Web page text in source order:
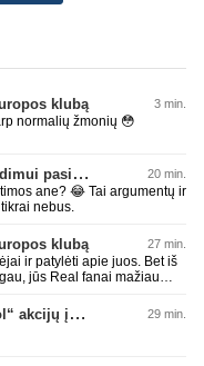
klubą 3 min.
normalių žmonių 😳
Paaiškėjo, kas turėjo įtakos Rodri sprendimui pasirinkti Barselonos pusę 20 min.
ane? 😂 Tai argumentų ir
nebus.
klubą 27 min.
ir patylėti apie juos. Bet iš
jūs Real fanai mažiau
jus pačius.
„Amazon“ įkūrėjas artėja prie „Liverpool“ akcijų įsigijimo 29 min.